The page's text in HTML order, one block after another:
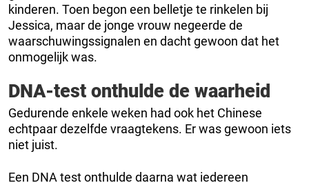
kinderen. Toen begon een belletje te rinkelen bij
Jessica, maar de jonge vrouw negeerde de
waarschuwingssignalen en dacht gewoon dat het
onmogelijk was.
DNA-test onthulde de waarheid
Gedurende enkele weken had ook het Chinese
echtpaar dezelfde vraagtekens. Er was gewoon iets
niet juist.
Een DNA test onthulde daarna wat iedereen